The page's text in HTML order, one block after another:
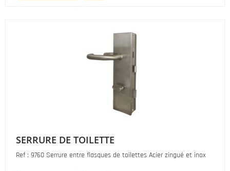
SERRURE DE TOILETTE
Ref : 9760 Serrure entre flasques de toilettes Acier zingué et inox